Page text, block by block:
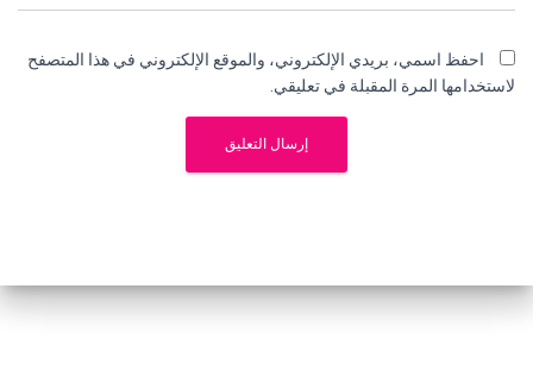
احفظ اسمي، بريدي الإلكتروني، والموقع الإلكتروني في هذا المتصفح
لاستخدامها المرة المقبلة في تعليقي.